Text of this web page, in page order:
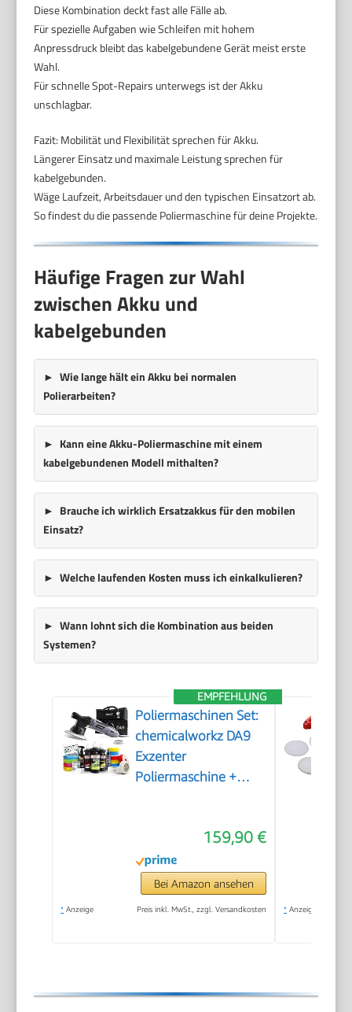
Diese Kombination deckt fast alle Fälle ab.
Für spezielle Aufgaben wie Schleifen mit hohem
Anpressdruck bleibt das kabelgebundene Gerät meist erste
Wahl.
Für schnelle Spot-Repairs unterwegs ist der Akku
unschlagbar.
Fazit: Mobilität und Flexibilität sprechen für Akku.
Längerer Einsatz und maximale Leistung sprechen für
kabelgebunden.
Wäge Laufzeit, Arbeitsdauer und den typischen Einsatzort ab.
So findest du die passende Poliermaschine für deine Projekte.
Häufige Fragen zur Wahl
zwischen Akku und
kabelgebunden
Wie lange hält ein Akku bei normalen
Polierarbeiten?
Kann eine Akku-Poliermaschine mit einem
kabelgebundenen Modell mithalten?
Brauche ich wirklich Ersatzakkus für den mobilen
Einsatz?
Welche laufenden Kosten muss ich einkalkulieren?
Wann lohnt sich die Kombination aus beiden
Systemen?
EMPFEHLUNG
Poliermaschinen Set:
chemicalworkz DA9
Exzenter
Poliermaschine +
Polierpads + Dr. Wack
Versiegelung für Lack
+ Zubehör | 20-teilig
159,90 €
Bei Amazon ansehen
* Anzeige Preis inkl. MwSt., zzgl. Versandkosten * Anzeige